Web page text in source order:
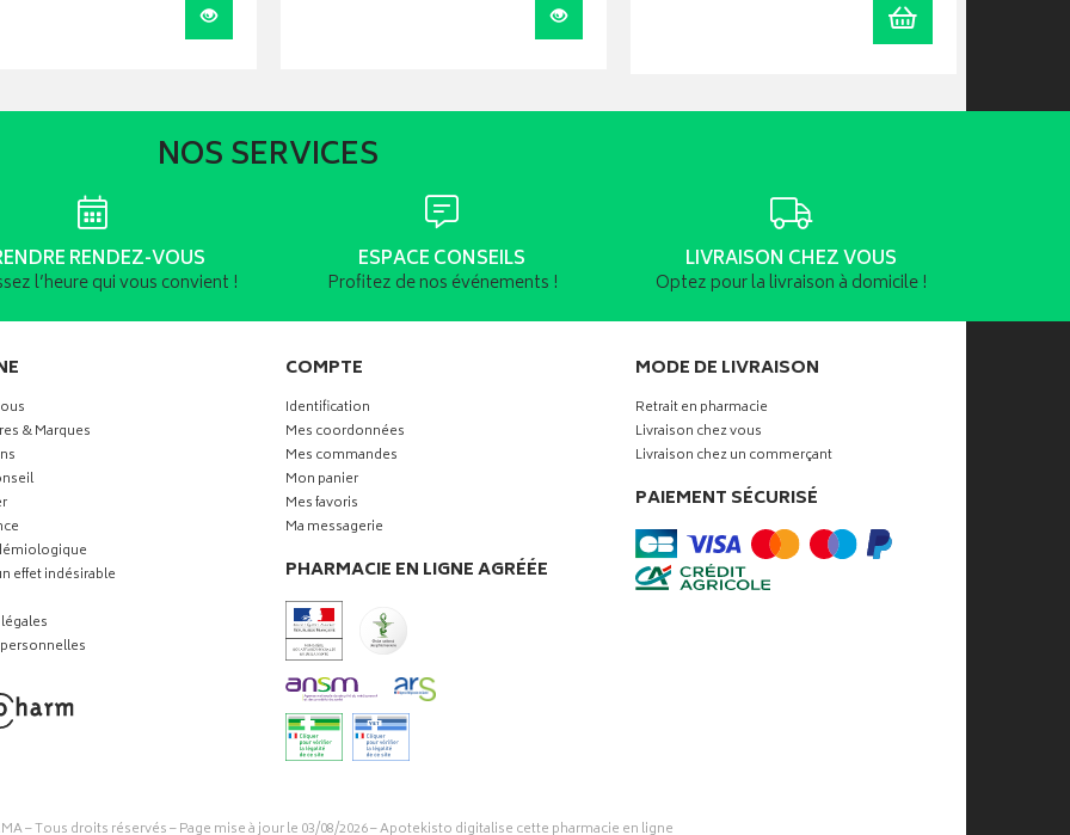
Visualiser
Visualiser
Ajouter au panier
NOS SERVICES
RENDEZ-VOUS
l’heure qui vous convient !
ESPACE CONSEILS
Profitez de nos événements !
LIVRAISON CHEZ VOUS
Optez pour la livraison à domicile !
& Marques
effet indésirable
COMPTE
Identification
Mes coordonnées
Mes commandes
Mon panier
Mes favoris
Ma messagerie
PHARMACIE EN LIGNE AGRÉÉE
MODE DE LIVRAISON
Retrait en pharmacie
Livraison chez vous
Livraison chez un commerçant
PAIEMENT SÉCURISÉ
– Tous droits réservés – Page mise à jour le 03/08/2026 –Apotekisto digitalise cette pharmacie en ligne